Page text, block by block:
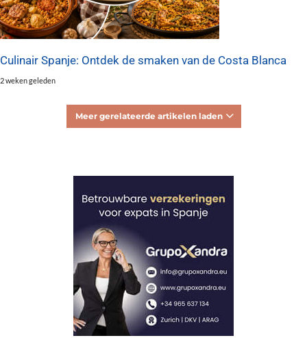
Culinair Spanje: Ontdek de smaken van de Costa Blanca
2 weken geleden
Meer gerelateerde artikelen laden